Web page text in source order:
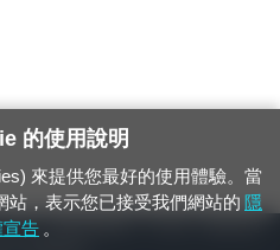
機，僅限發現軌道、平交道、橋樑及隧
的使用說明
來提供您最好的使用體驗。當
站，表示您已接受我們網站的 隱
告 。